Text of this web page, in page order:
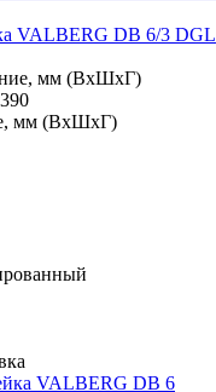
VALBERG DB 6/3 DGL
мм (ВхШхГ)
мм (ВхШхГ)